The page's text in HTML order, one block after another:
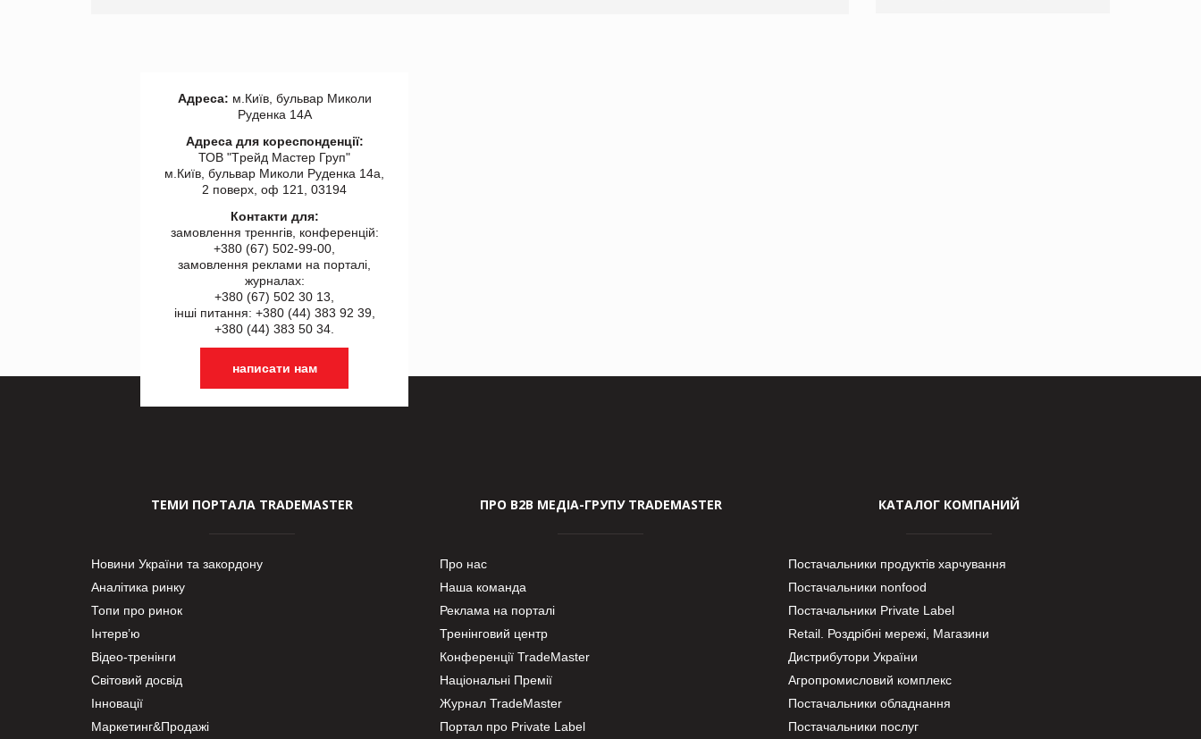
Адреса: м.Київ, бульвар Миколи
Руденка 14А
Адреса для кореспонденції:
ТОВ "Tрейд Мастер Груп"
м.Київ, бульвар Миколи Руденка 14а,
2 поверх, оф 121, 03194
Контакти для:
замовлення треннгів, конференцій:
+380 (67) 502-99-00,
замовлення реклами на порталі,
журналах:
+380 (67) 502 30 13,
інші питання: +380 (44) 383 92 39,
+380 (44) 383 50 34.
написати нам
ТЕМИ ПОРТАЛА TRADEMASTER
Новини України та закордону
Аналітика ринку
Топи про ринок
Інтерв’ю
Відео-тренінги
Світовий досвід
Інновації
Маркетинг&Продажі
ПРО В2В МЕДІА-ГРУПУ TRADEMASTER
Про нас
Наша команда
Реклама на порталі
Тренінговий центр
Конференції TradeMaster
Національні Премії
Журнал TradeMaster
Портал про Private Label
КАТАЛОГ КОМПАНИЙ
Постачальники продуктів харчування
Постачальники nonfood
Постачальники Private Label
Retail. Роздрібні мережі, Магазини
Дистрибутори України
Агропромисловий комплекс
Постачальники обладнання
Постачальники послуг